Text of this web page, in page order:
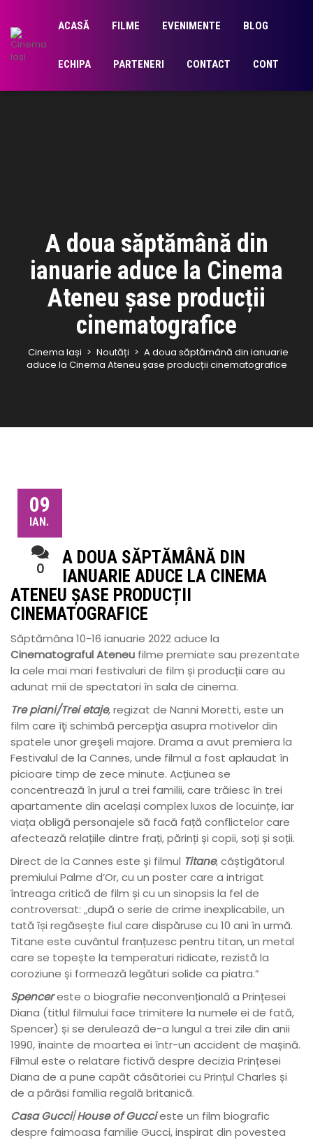
ACASĂ FILME EVENIMENTE BLOG
ECHIPA PARTENERI CONTACT CONT
A doua săptămână din
ianuarie aduce la Cinema
Ateneu șase producții
cinematografice
Cinema Iași > Noutăți > A doua săptămână din ianuarie
aduce la Cinema Ateneu șase producții cinematografice
09
IAN.
0
A DOUA SĂPTĂMÂNĂ DIN
IANUARIE ADUCE LA CINEMA
ATENEU ȘASE PRODUCȚII
CINEMATOGRAFICE
Săptămâna 10-16 ianuarie 2022 aduce la
Cinematograful Ateneu filme premiate sau prezentate
la cele mai mari festivaluri de film și producții care au
adunat mii de spectatori în sala de cinema.
Tre piani/Trei etaje, regizat de Nanni Moretti, este un
film care îţi schimbă percepţia asupra motivelor din
spatele unor greşeli majore. Drama a avut premiera la
Festivalul de la Cannes, unde filmul a fost aplaudat în
picioare timp de zece minute. Acțiunea se
concentrează în jurul a trei familii, care trăiesc în trei
apartamente din același complex luxos de locuințe, iar
viața obligă personajele să facă față conflictelor care
afectează relațiile dintre frați, părinți și copii, soți și soții.
Direct de la Cannes este și filmul Titane, câștigătorul
premiului Palme d’Or, cu un poster care a intrigat
întreaga critică de film și cu un sinopsis la fel de
controversat: „după o serie de crime inexplicabile, un
tată își regăsește fiul care dispăruse cu 10 ani în urmă.
Titane este cuvântul franțuzesc pentru titan, un metal
care se topește la temperaturi ridicate, rezistă la
coroziune și formează legături solide ca piatra.”
Spencereste o biografie neconvențională a Prințesei
Diana (titlul filmului face trimitere la numele ei de fată,
Spencer) și se derulează de-a lungul a trei zile din anii
1990, înainte de moartea ei într-un accident de mașină.
Filmul este o relatare fictivă despre decizia Prințesei
Diana de a pune capăt căsătoriei cu Prințul Charles și
de a părăsi familia regală britanică.
Casa Gucci/House of Guccieste un film biografic
despre faimoasa familie Gucci, inspirat din povestea